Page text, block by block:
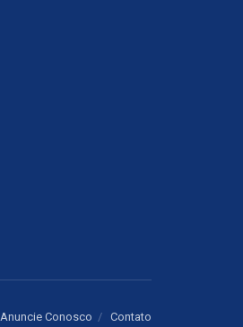
Anuncie Conosco Contato